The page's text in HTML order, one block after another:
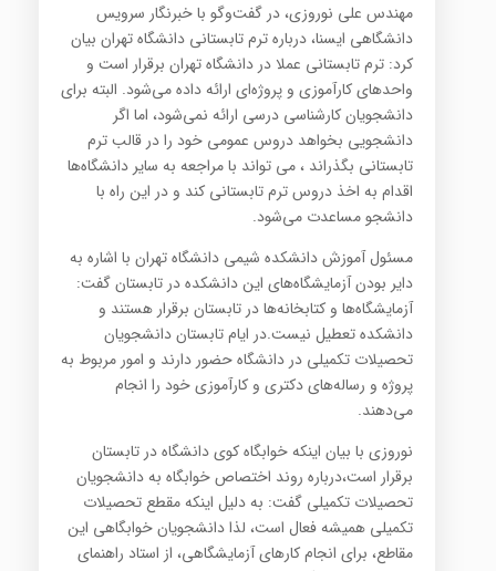
مهندس علی نوروزی، در گفت‌و‌گو با خبرنگار سرویس
دانشگاهی ایسنا، درباره ترم تابستانی دانشگاه تهران بیان
کرد: ترم تابستانی عملا در دانشگاه تهران برقرار است و
واحدهای کارآموزی و پروژه‌ای ارائه داده می‌شود. البته برای
دانشجویان کارشناسی درسی ارائه نمی‌شود، اما اگر
دانشجویی بخواهد دروس‌ عمومی خود را در قالب ترم
تابستانی بگذراند ، می تواند با مراجعه به سایر دانشگاه‌ها
اقدام به اخذ دروس ترم تابستانی کند و در این راه با
دانشجو مساعدت می‌شود.
مسئول آموزش دانشکده شیمی دانشگاه تهران با اشاره به
دایر بودن آزمایشگاه‌های این دانشکده در تابستان گفت:
آزمایشگاه‌ها و کتابخانه‌ها در تابستان برقرار هستند و
دانشکده‌ تعطیل نیست.در ایام تابستان دانشجویان
تحصیلات تکمیلی در دانشگاه حضور دارند و امور مربوط به
پروژه و رساله‌های دکتری و کارآموزی خود را انجام
می‌دهند.
نوروزی با بیان اینکه خوابگاه کوی دانشگاه در تابستان
برقرار است،درباره روند اختصاص خوابگاه به دانشجویان
تحصیلات تکمیلی گفت: به دلیل اینکه مقطع تحصیلات
تکمیلی همیشه فعال است، لذا دانشجویان خوابگاهی این
مقاطع، برای انجام کارهای آزمایشگاهی، از استاد راهنمای